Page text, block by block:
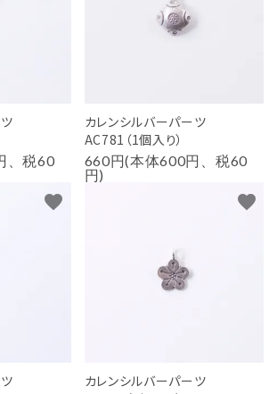
、税60
カレンシルバーパーツ
AC781（1個入り）
660円(本体600円、税60
円)
favorite
カレンシルバーパーツ
favorite